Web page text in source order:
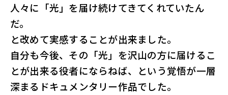
人々に「光」を届け続けてきてくれていたん
だ。
と改めて実感することが出来ました。
自分も今後、その「光」を沢山の方に届けるこ
とが出来る役者にならねば、という覚悟が一層
深まるドキュメンタリー作品でした。